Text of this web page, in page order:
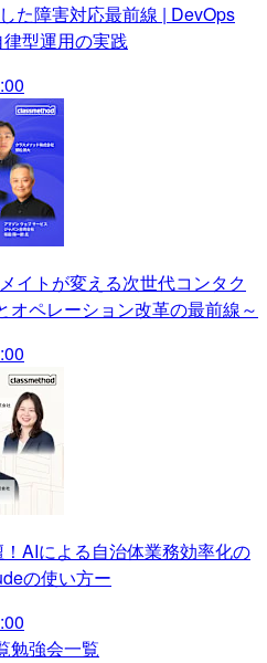
た障害対応最前線 | DevOps
型運用の実践
イトが変える次世代コンタク
オペレーション改革の最前線～
！AIによる自治体業務効率化の
の使い方ー
勉強会一覧